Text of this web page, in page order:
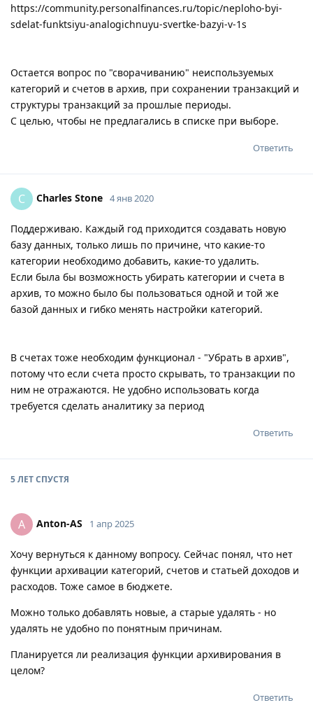
https://community.personalfinances.ru/topic/neploho-byi-
sdelat-funktsiyu-analogichnuyu-svertke-bazyi-v-1s
Остается вопрос по "сворачиванию" неиспользуемых
категорий и счетов в архив, при сохранении транзакций и
структуры транзакций за прошлые периоды.
С целью, чтобы не предлагались в списке при выборе.
Ответить
C Charles Stone 4 янв 2020
Поддерживаю. Каждый год приходится создавать новую
базу данных, только лишь по причине, что какие-то
категории необходимо добавить, какие-то удалить.
Если была бы возможность убирать категории и счета в
архив, то можно было бы пользоваться одной и той же
базой данных и гибко менять настройки категорий.
В счетах тоже необходим функционал - "Убрать в архив",
потому что если счета просто скрывать, то транзакции по
ним не отражаются. Не удобно использовать когда
требуется сделать аналитику за период
Ответить
5 ЛЕТСПУСТЯ
A Anton-AS 1 апр 2025
Хочу вернуться к данному вопросу. Сейчас понял, что нет
функции архивации категорий, счетов и статьей доходов и
расходов. Тоже самое в бюджете.
Можно только добавлять новые, а старые удалять - но
удалять не удобно по понятным причинам.
Планируется ли реализация функции архивирования в
целом?
Ответить